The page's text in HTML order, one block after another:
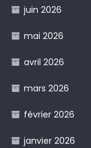
juin 2026
mai 2026
avril 2026
mars 2026
février 2026
janvier 2026